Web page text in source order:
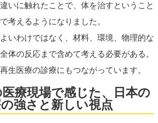
いに触れたことで、体を治すということ
考えるようになりました。
いわけではなく、材料、環境、物理的な
体の反応まで含めて考える必要がある。
生医療の診療にもつながっています。
療現場で感じた、日本の
の強さと新しい視点